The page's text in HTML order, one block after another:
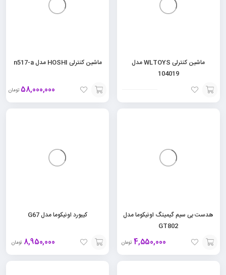
ماشین کنترلی WLTOYS مدل
104019
افزودن
ماشین کنترلی HOSHI مدل n517-a
58,000,000 تومان
افزودن
هدست بی سیم گیمینگ اونیکوما مدل
GT802
4,550,000 تومان
افزودن
کیبورد اونیکوما مدل G67
8,950,000 تومان
افزودن